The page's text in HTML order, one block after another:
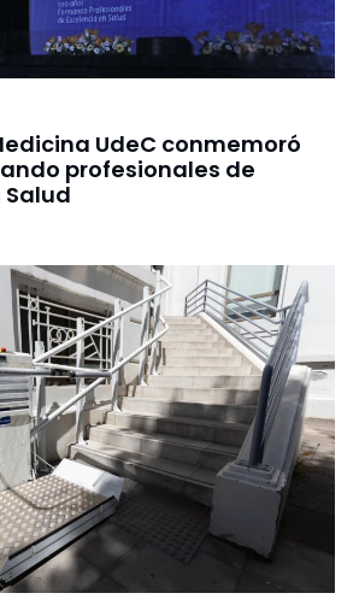
UdeC conmemoró
profesionales de